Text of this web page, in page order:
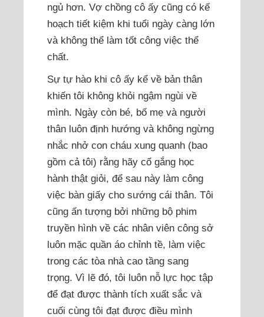
ngủ hơn. Vợ chồng cô ấy cũng có kế
hoạch tiết kiệm khi tuổi ngày càng lớn
và không thể làm tốt công việc thể
chất.
Sự tự hào khi cô ấy kể về bản thân
khiến tôi không khỏi ngậm ngùi về
mình. Ngày còn bé, bố mẹ và người
thân luôn định hướng và không ngừng
nhắc nhở con cháu xung quanh (bao
gồm cả tôi) rằng hãy cố gắng học
hành thật giỏi, để sau này làm công
việc bàn giấy cho sướng cái thân. Tôi
cũng ấn tượng bởi những bộ phim
truyền hình về các nhân viên công sở
luôn mặc quần áo chỉnh tề, làm việc
trong các tòa nhà cao tầng sang
trọng. Vì lẽ đó, tôi luôn nỗ lực học tập
để đạt được thành tích xuất sắc và
cuối cùng tôi đạt được điều mình